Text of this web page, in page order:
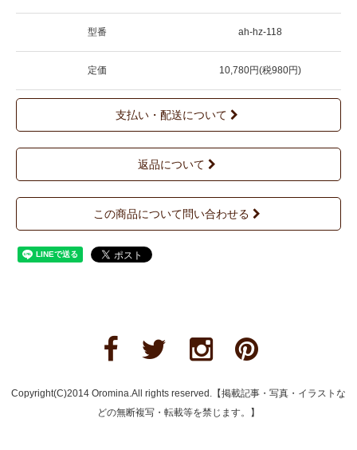
型番 ah-hz-118
定価 10,780円(税980円)
支払い・配送について
返品について
この商品について問い合わせる
Copyright(C)2014 Oromina.All rights reserved.【掲載記事・写真・イラストな
どの無断複写・転載等を禁じます。】